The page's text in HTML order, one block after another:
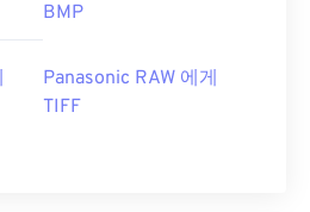
BMP
Panasonic RAW 에게
TIFF